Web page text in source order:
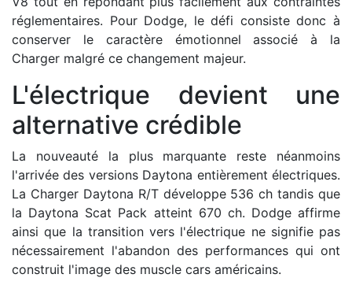
réglementaires. Pour Dodge, le défi consiste donc à
conserver le caractère émotionnel associé à la
Charger malgré ce changement majeur.
L'électrique devient une
alternative crédible
La nouveauté la plus marquante reste néanmoins
l'arrivée des versions Daytona entièrement électriques.
La Charger Daytona R/T développe 536 ch tandis que
la Daytona Scat Pack atteint 670 ch. Dodge affirme
ainsi que la transition vers l'électrique ne signifie pas
nécessairement l'abandon des performances qui ont
construit l'image des muscle cars américains.